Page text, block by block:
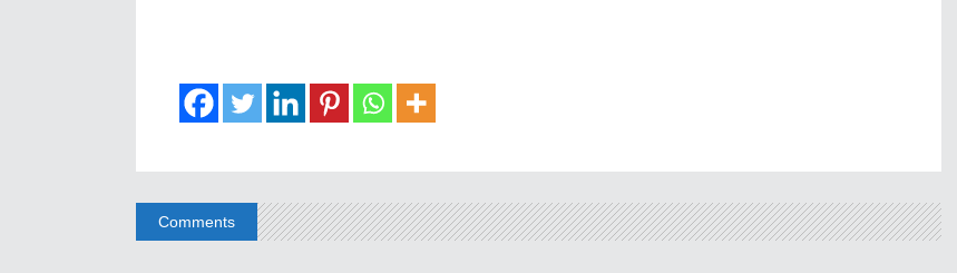
Comments